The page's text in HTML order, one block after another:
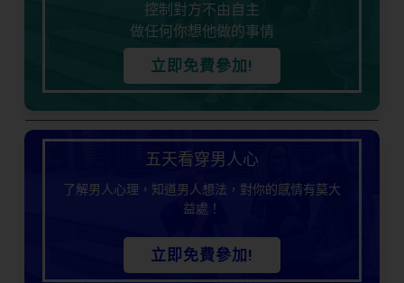
控制對方不由自主
做任何你想他做的事情
立即免費參加!
五天看穿男人心
了解男人心理，知道男人想法，對你的感情有莫大
益處！
立即免費參加!